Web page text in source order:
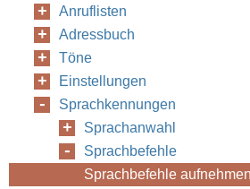
Anruflisten
Adressbuch
Töne
Einstellungen
Sprachkennungen
Sprachanwahl
Sprachbefehle
Sprachbefehle aufnehmen